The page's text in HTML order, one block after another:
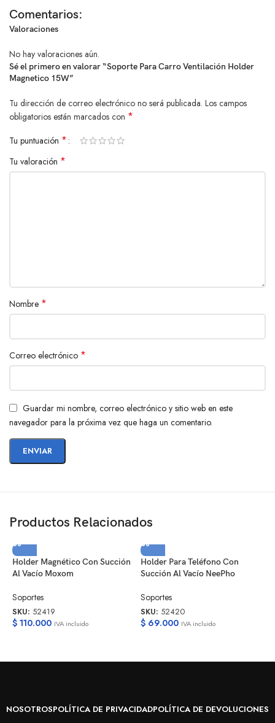
Elholder magnético para carro
Con estilo premium y practicidad, transforma cada viaje en una
experiencia más cómoda y segura.
Comentarios:
Valoraciones
No hay valoraciones aún.
Sé el primero en valorar “Soporte Para Carro Ventilación Holder
Magnetico 15W”
Tu dirección de correo electrónico no será publicada. Los campos
obligatorios están marcados con *
Tu puntuación *
Tu valoración *
Nombre *
Correo electrónico *
Guardar mi nombre, correo electrónico y sitio web en este
navegador para la próxima vez que haga un comentario.
Productos Relacionados
Holder Magnético Con Succión
Al Vacío Moxom
Soportes
SKU: 52419
$ 110.000 IVA incluido
Holder Para Teléfono Con
Succión Al Vacío NeePho
Soportes
SKU: 52420
$69.000 IVA incluido
NOSOTROSPOLÍTICA DE PRIVACIDADPOLÍTICA DE DEVOLUCIONES